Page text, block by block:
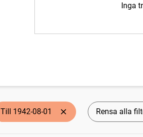
Inga
Till 1942-08-01 Rensa alla